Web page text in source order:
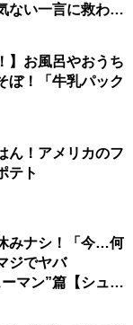
ない一言に救われ
】お風呂やおうち
ぼ！「牛乳パック
ん！アメリカのフ
テト
みナシ！「今…何
ジでヤバ
マン”篇【シュー